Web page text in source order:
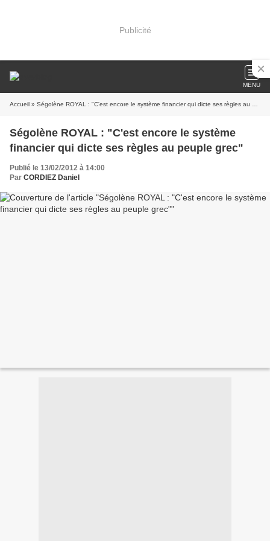
Publicité
MENU
Accueil » Ségolène ROYAL : "C'est encore le système financier qui dicte ses règles au peuple grec"
Ségolène ROYAL : "C'est encore le système
financier qui dicte ses règles au peuple grec"
Publié le 13/02/2012 à 14:00
Par CORDIEZ Daniel